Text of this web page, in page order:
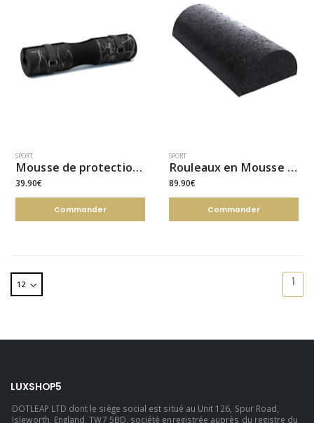
SPORT
Mousse de protection - barre fitness
39.90€
Commander
SPORT
Rouleaux en Mousse Demi-Rond
89.90€
Commander
1
LUXSHOP5
DOTLEAP LTD dont le siège social est situé au Unit 126, Spur Road,
Isleworth, England, TW7 5BD, société enregistrée auprès du registre du